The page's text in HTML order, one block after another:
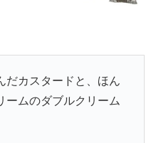
だカスタードと、ほん
ームのダブルクリーム